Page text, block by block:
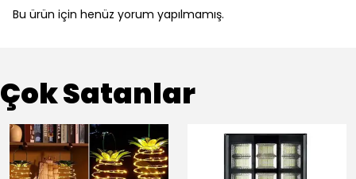
Bu ürün için henüz yorum yapılmamış.
Çok Satanlar